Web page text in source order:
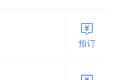
预订